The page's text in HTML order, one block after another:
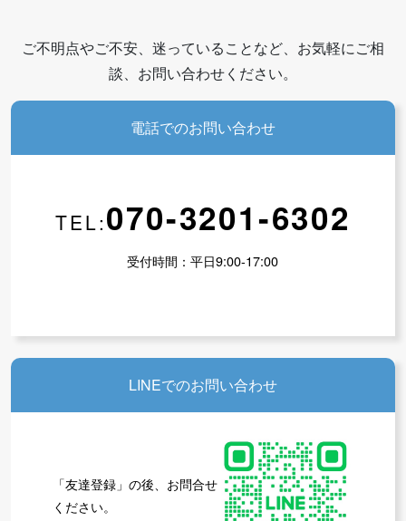
ご不明点やご不安、迷っていることなど、お気軽にご相
談、お問い合わせください。
電話でのお問い合わせ
TEL:070-3201-6302
受付時間：平日9:00-17:00
LINEでのお問い合わせ
「友達登録」の後、お問合せ
ください。